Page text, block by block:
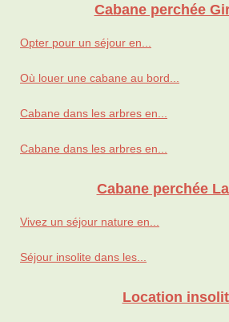
Cabane perchée
Opter pour un séjour en...
Où louer une cabane au bord...
Cabane dans les arbres en...
Cabane dans les arbres en...
Cabane perchée
Vivez un séjour nature en...
Séjour insolite dans les...
Location